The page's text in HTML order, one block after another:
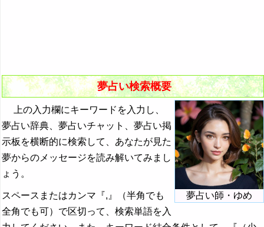
夢占い検索概要
夢占い師・ゆめ
上の入力欄にキーワードを入力し、
夢占い辞典、夢占いチャット、夢占い掲
示板を横断的に検索して、あなたが見た
夢からのメッセージを読み解いてみまし
ょう。
スペースまたはカンマ『,』（半角でも
全角でも可）で区切って、検索単語を入